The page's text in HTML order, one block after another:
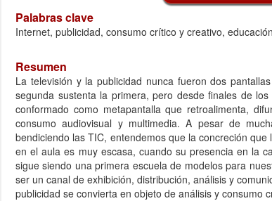
Palabras clave
Internet, publicidad, consumo crítico y creativo,
Resumen
La televisión y la publicidad nunca fueron dos
segunda sustenta la primera, pero desde finales de
conformado como metapantalla que retroalimenta,
consumo audiovisual y multimedia. A pesar de
bendiciendo las TIC, entendemos que la concreción
en el aula es muy escasa, cuando su presencia en la
sigue siendo una primera escuela de modelos para
ser un canal de exhibición, distribución, análisis y
publicidad se convierta en objeto de análisis y consumo